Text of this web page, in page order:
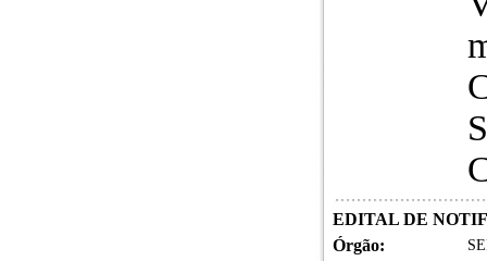
EDITAL DE
Órgão: